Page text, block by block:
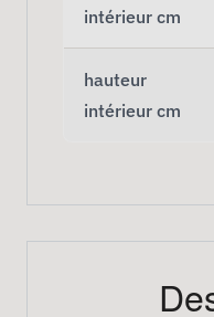
intérieur cm
hauteur
intérieur cm